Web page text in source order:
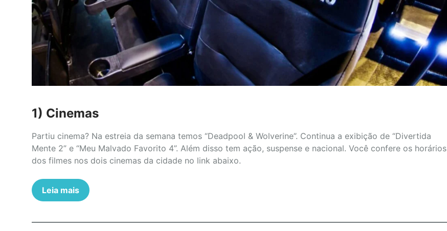
1) Cinemas
Partiu cinema? Na estreia da semana temos “Deadpool & Wolverine”. Continua a exibição de “Divertida
Mente 2” e “Meu Malvado Favorito 4”. Além disso tem ação, suspense e nacional. Você confere os horários
dos filmes nos dois cinemas da cidade no link abaixo.
Leia mais